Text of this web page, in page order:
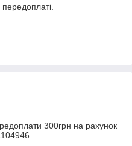
300грн на рахунок